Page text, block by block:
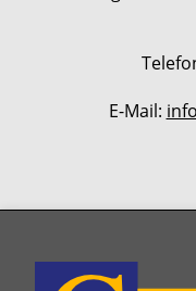
E-Mail: info